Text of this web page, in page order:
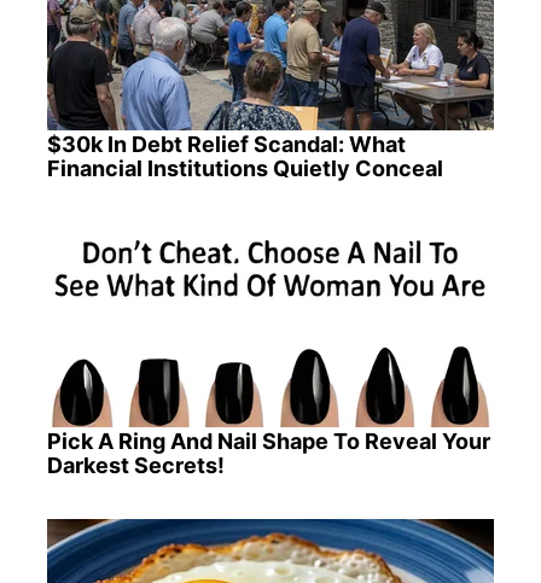
$30k In Debt Relief Scandal: What
Financial Institutions Quietly Conceal
Pick A Ring And Nail Shape To Reveal Your
Darkest Secrets!